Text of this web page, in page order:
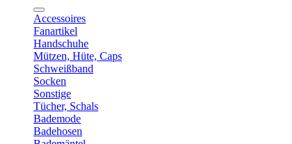
Accessoires
Fanartikel
Handschuhe
Mützen, Hüte, Caps
Schweißband
Socken
Sonstige
Tücher, Schals
Bademode
Badehosen